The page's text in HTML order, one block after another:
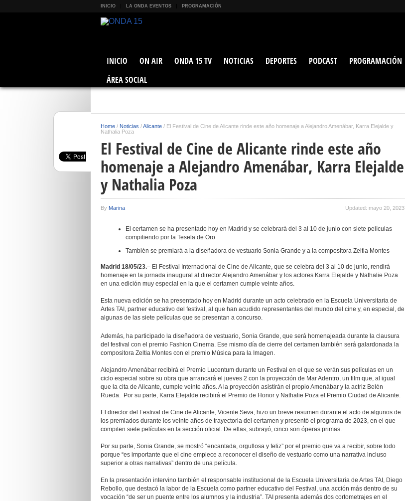
INICIO LA ONDA EVENTOS PROGRAMACIÓN
INICIO ON AIR ONDA 15 TV NOTICIAS DEPORTES PODCAST PROGRAMACIÓN
ÁREA SOCIAL
Home / Noticias /Alicante / El Festival de Cine de Alicante rinde este año homenaje a Alejandro Amenábar, Karra Elejalde y
Nathalia Poza
El Festival de Cine de Alicante rinde este año
homenaje a Alejandro Amenábar, Karra Elejalde
y Nathalia Poza
By Marina Updated: mayo 20, 2023
El certamen se ha presentado hoy en Madrid y se celebrará del 3 al 10 de junio con siete películas
compitiendo por la Tesela de Oro
También se premiará a la diseñadora de vestuario Sonia Grande y a la compositora Zeltia Montes
Madrid 18/05/23.– El Festival Internacional de Cine de Alicante, que se celebra del 3 al 10 de junio, rendirá
homenaje en la jornada inaugural al director Alejandro Amenábar y los actores Karra Elejalde y Nathalie Poza
en una edición muy especial en la que el certamen cumple veinte años.
Esta nueva edición se ha presentado hoy en Madrid durante un acto celebrado en la Escuela Universitaria de
Artes TAI, partner educativo del festival, al que han acudido representantes del mundo del cine y, en especial, de
algunas de las siete películas que se presentan a concurso.
Además, ha participado la diseñadora de vestuario, Sonia Grande, que será homenajeada durante la clausura
del festival con el premio Fashion Cinema. Ese mismo día de cierre del certamen también será galardonada la
compositora Zeltia Montes con el premio Música para la Imagen.
Alejandro Amenábar recibirá el Premio Lucentum durante un Festival en el que se verán sus películas en un
ciclo especial sobre su obra que arrancará el jueves 2 con la proyección de Mar Adentro, un film que, al igual
que la cita de Alicante, cumple veinte años. A la proyección asistirán el propio Amenábar y la actriz Belén
Rueda. Por su parte, Karra Elejalde recibirá el Premio de Honor y Nathalie Poza el Premio Ciudad de Alicante.
El director del Festival de Cine de Alicante, Vicente Seva, hizo un breve resumen durante el acto de algunos de
los premiados durante los veinte años de trayectoria del certamen y presentó el programa de 2023, en el que
compiten siete películas en la sección oficial. De ellas, subrayó, cinco son óperas primas.
Por su parte, Sonia Grande, se mostró “encantada, orgullosa y feliz” por el premio que va a recibir, sobre todo
porque “es importante que el cine empiece a reconocer el diseño de vestuario como una narrativa incluso
superior a otras narrativas” dentro de una película.
En la presentación intervino también el responsable institucional de la Escuela Universitaria de Artes TAI, Diego
Rebollo, que destacó la labor de la Escuela como partner educativo del Festival, una acción más dentro de su
vocación “de ser un puente entre los alumnos y la industria”. TAI presenta además dos cortometrajes en el